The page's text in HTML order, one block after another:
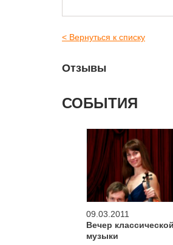
< Вернуться к списку
Отзывы
СОБЫТИЯ
09.03.2011
Вечер классической
музыки